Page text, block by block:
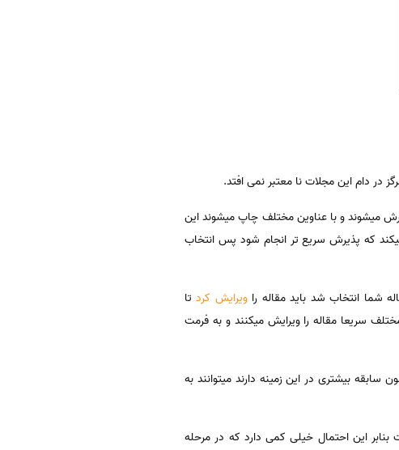
در دام این مجلات نا معتبر نمی افتد.
میشوند و با عناوین مختلف چاپ میشوند این
که پذیرش سریع تر انجام شود پس انتخاب
شما انتخاب شد باید مقاله راویرایش کردتا
سریعا مقاله را ویرایش میکنند و به فرمت
بیشتری در این زمینه دارند میتوانند به
این احتمال خیلی کمی دارد که در مرحله